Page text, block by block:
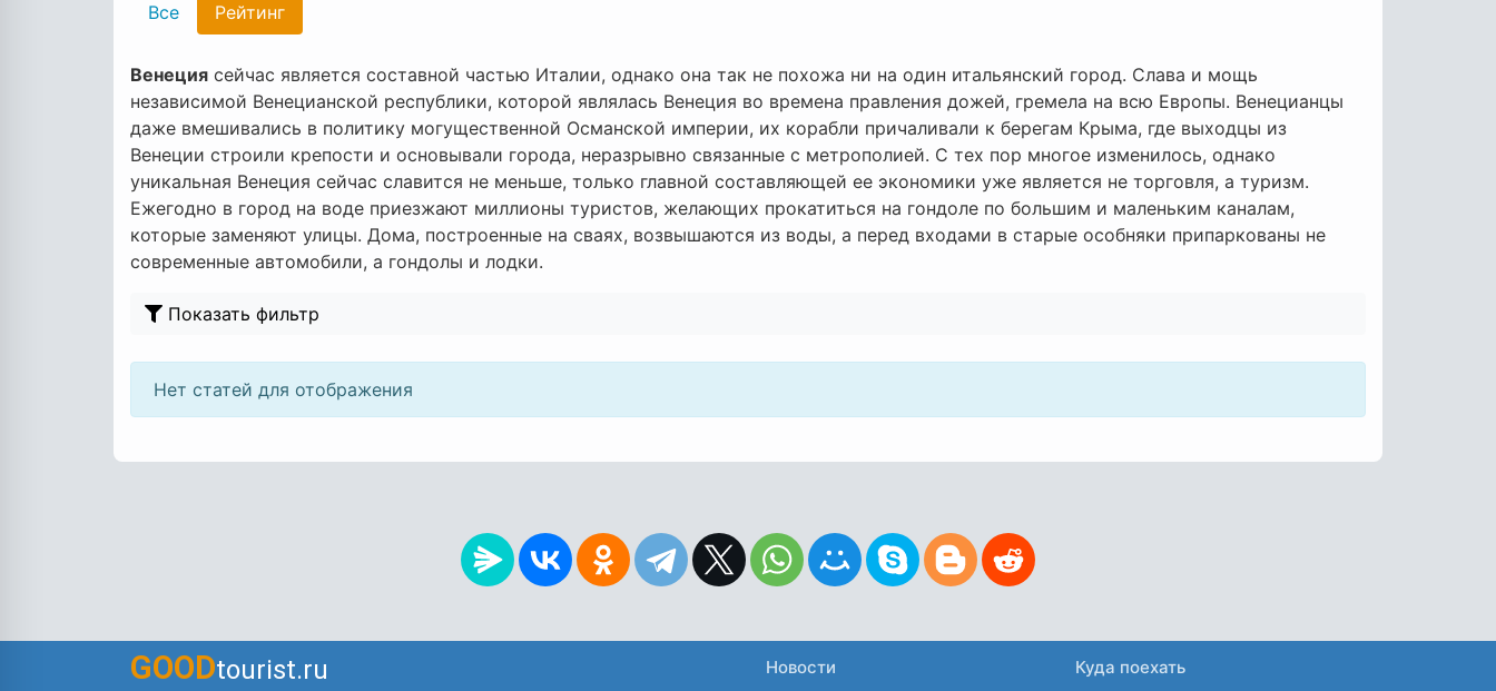
Все Рейтинг
Венеция сейчас является составной частью Италии, однако она так не похожа ни на один итальянский город. Слава и мощь
независимой Венецианской республики, которой являлась Венеция во времена правления дожей, гремела на всю Европы. Венецианцы
даже вмешивались в политику могущественной Османской империи, их корабли причаливали к берегам Крыма, где выходцы из
Венеции строили крепости и основывали города, неразрывно связанные с метрополией. С тех пор многое изменилось, однако
уникальная Венеция сейчас славится не меньше, только главной составляющей ее экономики уже является не торговля, а туризм.
Ежегодно в город на воде приезжают миллионы туристов, желающих прокатиться на гондоле по большим и маленьким каналам,
которые заменяют улицы. Дома, построенные на сваях, возвышаются из воды, а перед входами в старые особняки припаркованы не
современные автомобили, а гондолы и лодки.
Показать фильтр
Нет статей для отображения
GOODtourist.ru Новости Куда поехать